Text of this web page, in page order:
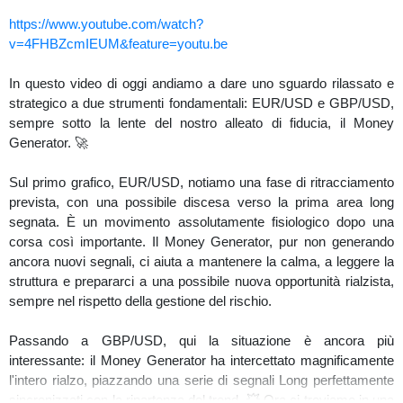
strutturale.
#hurst #gbpusd #gbpusdprevisione
https://www.youtube.com/watch?
v=4FHBZcmIEUM&feature=youtu.be
In questo video di oggi andiamo a dare uno sguardo rilassato e
strategico a due strumenti fondamentali: EUR/USD e GBP/USD,
sempre sotto la lente del nostro alleato di fiducia, il Money
Generator. 🚀
Sul primo grafico, EUR/USD, notiamo una fase di ritracciamento
prevista, con una possibile discesa verso la prima area long
segnata. È un movimento assolutamente fisiologico dopo una
corsa così importante. Il Money Generator, pur non generando
ancora nuovi segnali, ci aiuta a mantenere la calma, a leggere la
struttura e prepararci a una possibile nuova opportunità rialzista,
sempre nel rispetto della gestione del rischio.
Passando a GBP/USD, qui la situazione è ancora più
interessante: il Money Generator ha intercettato magnificamente
l'intero rialzo, piazzando una serie di segnali Long perfettamente
sincronizzati con la ripartenza del trend. 💥 Ora ci troviamo in una